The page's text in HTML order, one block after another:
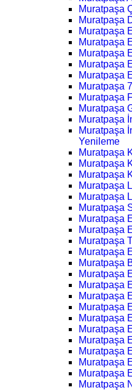
Muratpaşa
Muratpaşa
Muratpaşa
Muratpaşa
Muratpaşa
Muratpaşa
Muratpaşa
Muratpaşa
Muratpaşa
Muratpaşa
Muratpaşa
Muratpaşa
Yenileme
Muratpaşa
Muratpaşa
Muratpaşa
Muratpaşa
Muratpaşa
Muratpaşa
Muratpaşa
Muratpaşa
Muratpaşa
Muratpaşa
Muratpaşa
Muratpaşa
Muratpaşa
Muratpaşa
Muratpaşa
Muratpaşa
Muratpaşa
Muratpaşa
Muratpaşa
Muratpaşa
Muratpaşa
Muratpaşa